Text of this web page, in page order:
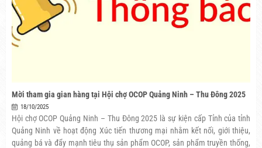
Mời tham gia gian hàng tại Hội chợ OCOP Quảng Ninh – Thu Đông 2025
18/10/2025
Hội chợ OCOP Quảng Ninh – Thu Đông 2025 là sự kiện cấp Tỉnh của tỉnh
Quảng Ninh về hoạt động Xúc tiến thương mại nhằm kết nối, giới thiệu,
quảng bá và đẩy mạnh tiêu thụ sản phẩm OCOP, sản phẩm truyền thống,